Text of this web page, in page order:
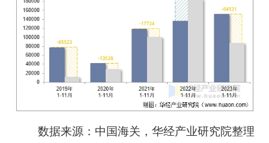
数据来源：中国海关，华经产业研究院整理